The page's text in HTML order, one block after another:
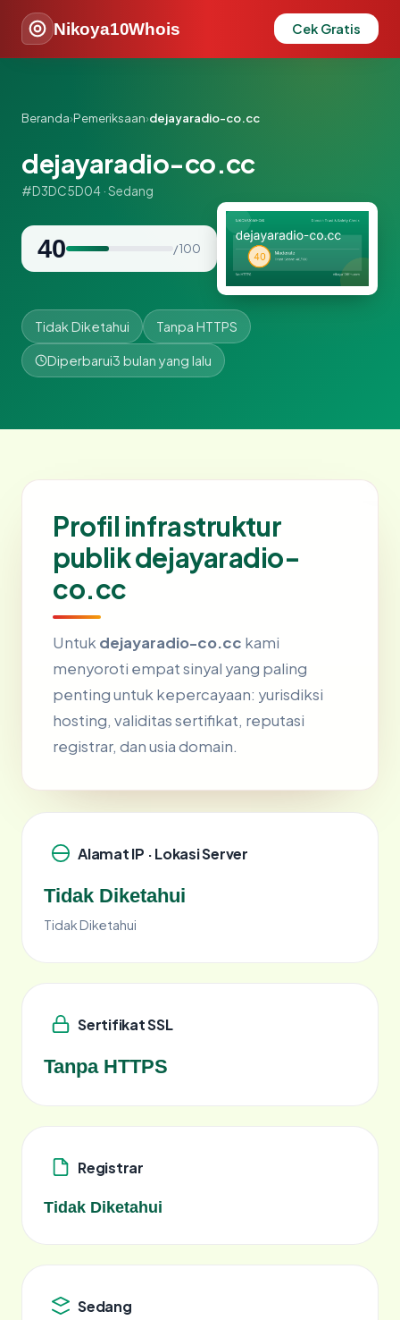
Nikoya10Whois Cek Gratis
Beranda›Pemeriksaan›dejayaradio-co.cc
dejayaradio-co.cc
#D3DC5D04 · Sedang
40 / 100
Tidak Diketahui Tanpa HTTPS
Diperbarui3 bulan yang lalu
Profil infrastruktur
publik dejayaradio-
co.cc
Untuk dejayaradio-co.cc kami
menyoroti empat sinyal yang paling
penting untuk kepercayaan: yurisdiksi
hosting, validitas sertifikat, reputasi
registrar, dan usia domain.
Alamat IP · Lokasi Server
Tidak Diketahui
Tidak Diketahui
Sertifikat SSL
Tanpa HTTPS
Registrar
Tidak Diketahui
Sedang